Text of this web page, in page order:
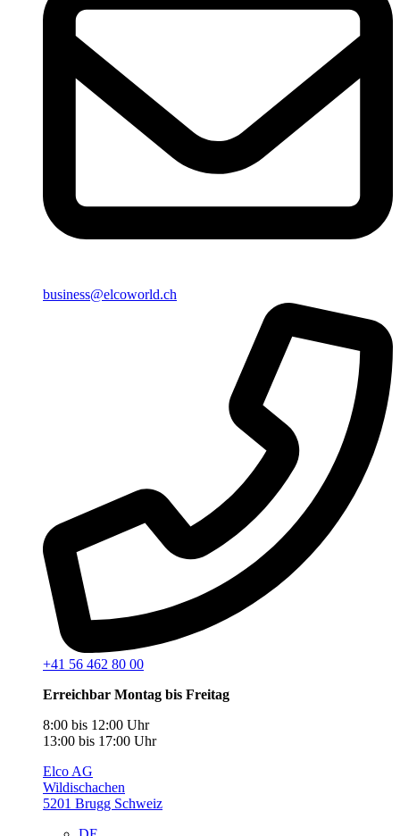
business@elcoworld.ch
+41 56 462 80 00
Erreichbar Montag bis Freitag
8:00 bis 12:00 Uhr
13:00 bis 17:00 Uhr
Elco AG
Wildischachen
5201 Brugg Schweiz